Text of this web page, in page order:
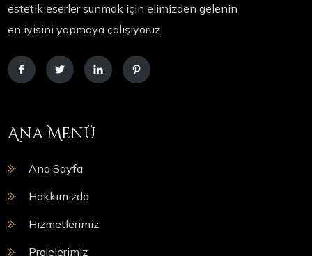
estetik eserler sunmak için elimizden gelenin
en iyisini yapmaya çalışıyoruz.
Ana Menü
Ana Sayfa
Hakkımızda
Hizmetlerimiz
Projelerimiz